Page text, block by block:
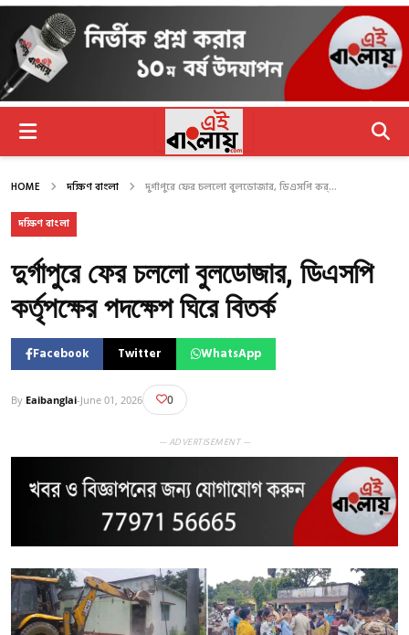
HOME দক্ষিণ বাংলা দুর্গাপুরে ফের চললো বুলডোজার, ডিএসপি কর্...
দক্ষিণ বাংলা
দুর্গাপুরে ফের চললো বুলডোজার, ডিএসপি
কর্তৃপক্ষের পদক্ষেপ ঘিরে বিতর্ক
Facebook Twitter WhatsApp
By Eaibanglai-June 01, 2026 0
— ADVERTISEMENT —